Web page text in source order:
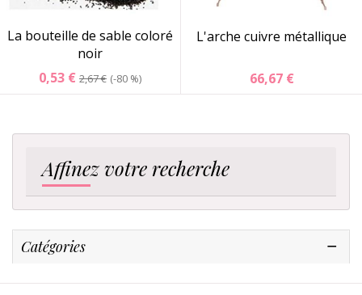
Affinez votre recherche
Catégories
La bouteille de sable coloré
noir
0,53 € 2,67 € -80 %
L'arche cuivre métallique
66,67 €